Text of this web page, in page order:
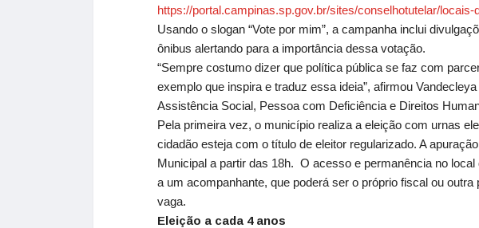
https://portal.campinas.sp.gov.br/sites/conselhotutelar/locais-
Usando o slogan “Vote por mim”, a campanha inclui
ônibus alertando para a importância dessa votação.
“Sempre costumo dizer que política pública se faz com
exemplo que inspira e traduz essa ideia”, afirmou
Assistência Social, Pessoa com Deficiência e Direitos
Pela primeira vez, o município realiza a eleição com urnas
cidadão esteja com o título de eleitor regularizado. A
Municipal a partir das 18h. O acesso e permanência no
a um acompanhante, que poderá ser o próprio fiscal ou
vaga.
Eleição a cada 4 anos